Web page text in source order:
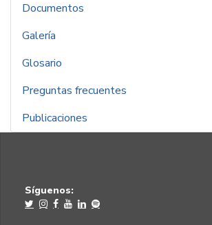
Documentos
Galería
Glosario
Preguntas frecuentes
Publicaciones
Síguenos: